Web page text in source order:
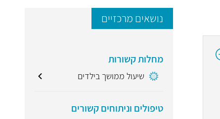
נושאים מרכזיים
מחלות קשורות
שיעול ממושך בילדים
טיפולים וניתוחים קשורים